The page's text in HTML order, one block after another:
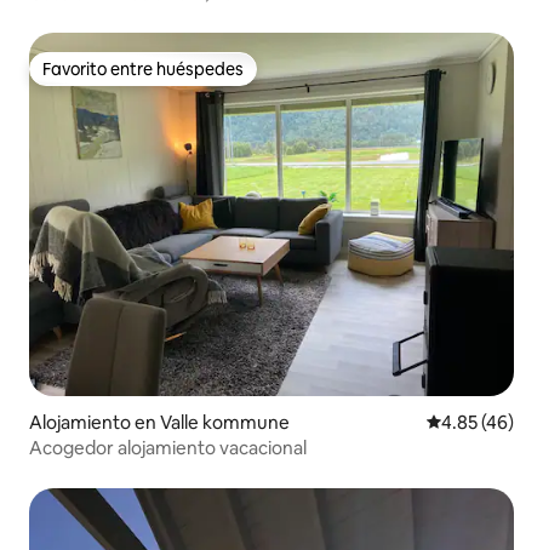
Favorito entre huéspedes
Favorito entre huéspedes
Alojamiento en Valle kommune Calificación
4.85 (46)
Acogedor alojamiento vacacional